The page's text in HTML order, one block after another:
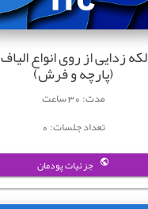
لکه زدایی از روی انواع الیاف
(پارچه و فرش)
مدت: 30 ساعت
تعداد جلسات: 0
جزئیات پودمان